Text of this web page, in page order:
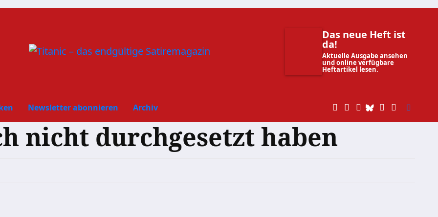
Das neue Heft ist
da!
Aktuelle Ausgabe ansehen
und online verfügbare
Heftartikel lesen.
Newsletter abonnieren Archiv
nicht durchgesetzt haben